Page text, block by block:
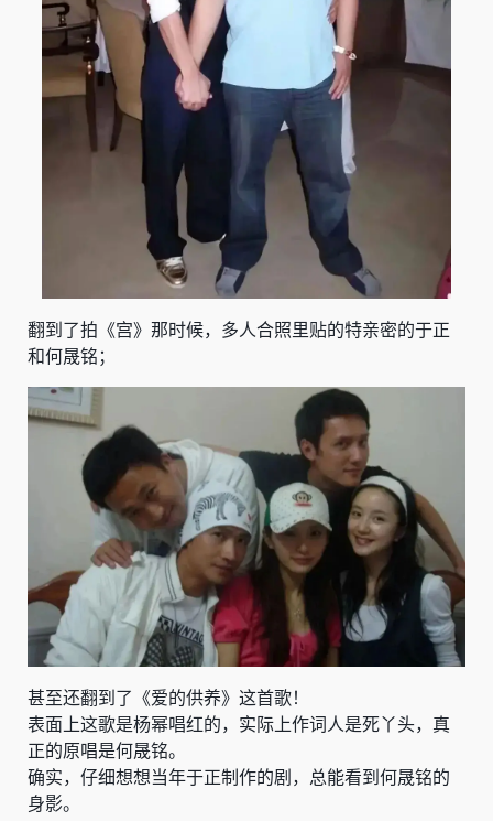
翻到了拍《宫》那时候，多人合照里贴的特亲密的于正
和何晟铭；
甚至还翻到了《爱的供养》这首歌！
表面上这歌是杨幂唱红的，实际上作词人是死丫头，真
正的原唱是何晟铭。
确实，仔细想想当年于正制作的剧，总能看到何晟铭的
身影。